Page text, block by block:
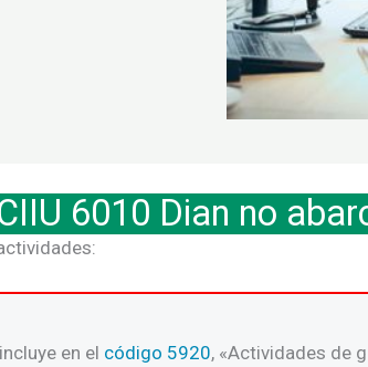
6010 Dian no
en el código 5920, «Actividades de